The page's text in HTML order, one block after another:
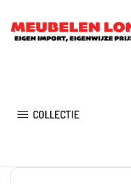
COLLECTIE